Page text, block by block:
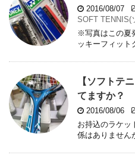
2016/08/07
SOFT TENNIS(
※写真はこの夏
ッキーフィット
【ソフトテ
てますか？
2016/08/06
お持込のラケ
係はありません